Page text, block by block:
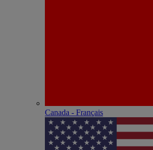
Canada - Français